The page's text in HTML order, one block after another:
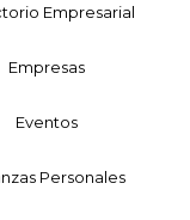
Empresarial
Empresas
Eventos
Personales